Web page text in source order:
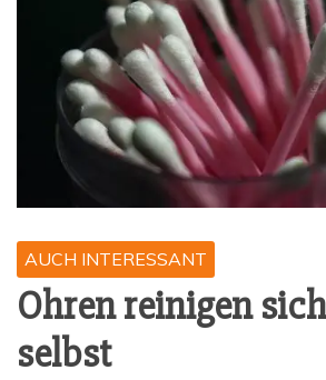
AUCH INTERESSANT
Ohren rei­ni­gen
selbst